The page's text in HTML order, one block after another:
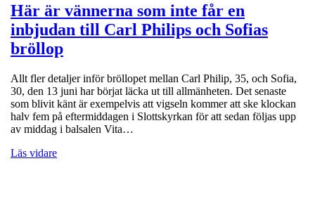
Här är vännerna som inte får en
inbjudan till Carl Philips och Sofias
bröllop
Allt fler detaljer inför bröllopet mellan Carl Philip, 35, och Sofia,
30, den 13 juni har börjat läcka ut till allmänheten. Det senaste
som blivit känt är exempelvis att vigseln kommer att ske klockan
halv fem på eftermiddagen i Slottskyrkan för att sedan följas upp
av middag i balsalen Vita…
Läs vidare